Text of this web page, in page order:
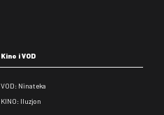
Kino i VOD
VOD: Ninateka
KINO: Iluzjon